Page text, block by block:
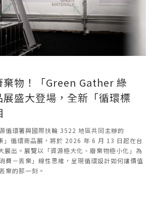
棄物！「Green Gather 綠
盛大登場，全新「循環標
循環署與國際扶輪 3522 地區共同主辦的
」循環商品展，將於 2026 年 6 月 13 日起在台
展出。展覽以「資源極大化、廢棄物極小化」為
費－丟棄」線性思維，呈現循環設計如何讓價值
棄的那一刻。